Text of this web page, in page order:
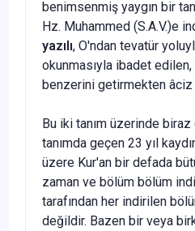
be­nimsenmiş yaygın bir
Hz. Muhammed (S.A.V.)e
ya­zılı, O'ndan tevatür
okunmasıyla ibadet
benzerini getirmek­ten âciz
Bu iki tanım üzerinde biraz
tanımda geçen 23 yıl
üzere Kur'an bir defada
za­man ve bölüm bölüm
tarafından her in­dirilen
de­ğildir. Bazen bir veya